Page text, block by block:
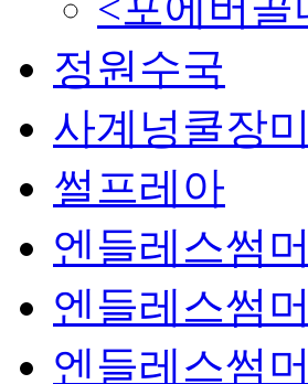
정원수국
사계넝쿨장미
썰프레아
엔들레스썸
엔들레스썸
엔들레스썸